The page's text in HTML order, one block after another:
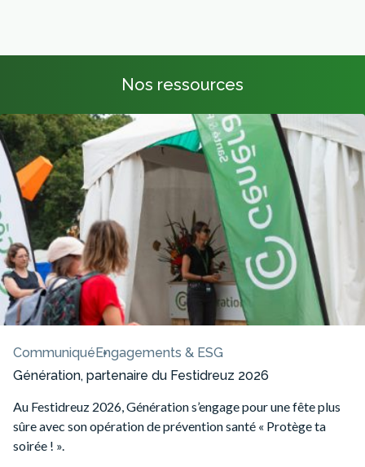
Nos ressources
CommuniquéEngagements & ESG
Génération, partenaire du Festidreuz 2026
Au Festidreuz 2026, Génération s’engage pour une fête plus
sûre avec son opération de prévention santé « Protège ta
soirée ! ».